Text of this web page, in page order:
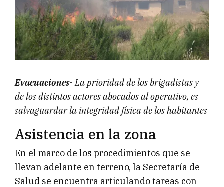
Evacuaciones-La prioridad de los brigadistas y
de los distintos actores abocados al operativo, es
salvaguardar la integridad física de los habitantes
Asistencia en la zona
En el marco de los procedimientos que se
llevan adelante en terreno, la Secretaría de
Salud se encuentra articulando tareas con